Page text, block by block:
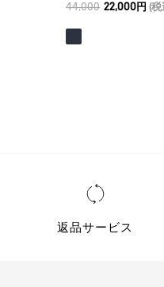
44,000 22,000円 (税
返品サービス